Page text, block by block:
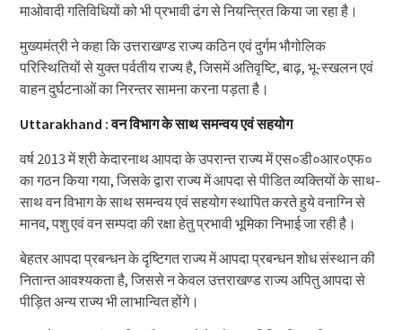
माओवादी गतिविधियों को भी प्रभावी ढंग से नियन्त्रित किया जा रहा है।
मुख्यमंत्री ने कहा कि उत्तराखण्ड राज्य कठिन एवं दुर्गम भौगोलिक
परिस्थितियों से युक्त पर्वतीय राज्य है, जिसमें अतिवृष्टि, बाढ़, भू-स्खलन एवं
वाहन दुर्घटनाओं का निरन्तर सामना करना पड़ता है।
Uttarakhand : वन विभाग के साथ समन्वय एवं सहयोग
वर्ष 2013 में श्री केदारनाथ आपदा के उपरान्त राज्य में एस०डी०आर०एफ०
का गठन किया गया, जिसके द्वारा राज्य में आपदा से पीडित व्यक्तियों के साथ-
साथ वन विभाग के साथ समन्वय एवं सहयोग स्थापित करते हुये वनाग्नि से
मानव, पशु एवं वन सम्पदा की रक्षा हेतु प्रभावी भूमिका निभाई जा रही है।
बेहतर आपदा प्रबन्धन के दृष्टिगत राज्य में आपदा प्रबन्धन शोध संस्थान की
नितान्त आवश्यकता है, जिससे न केवल उत्तराखण्ड राज्य अपितु आपदा से
पीड़ित अन्य राज्य भी लाभान्वित होंगे।